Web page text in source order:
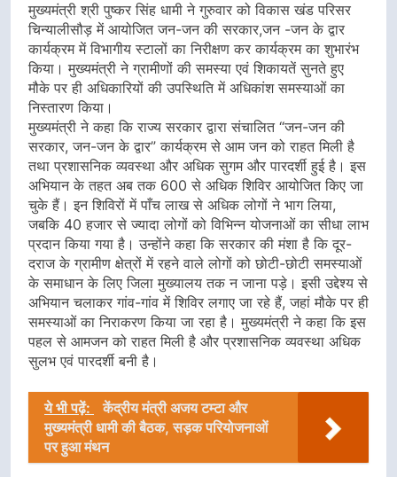
मुख्यमंत्री श्री पुष्कर सिंह धामी ने गुरुवार को विकास खंड परिसर
चिन्यालीसौड़ में आयोजित जन-जन की सरकार,जन -जन के द्वार
कार्यक्रम में विभागीय स्टालों का निरीक्षण कर कार्यक्रम का शुभारंभ
किया। मुख्यमंत्री ने ग्रामीणों की समस्या एवं शिकायतें सुनते हुए
मौके पर ही अधिकारियों की उपस्थिति में अधिकांश समस्याओं का
निस्तारण किया।
मुख्यमंत्री ने कहा कि राज्य सरकार द्वारा संचालित “जन-जन की
सरकार, जन-जन के द्वार” कार्यक्रम से आम जन को राहत मिली है
तथा प्रशासनिक व्यवस्था और अधिक सुगम और पारदर्शी हुई है। इस
अभियान के तहत अब तक 600 से अधिक शिविर आयोजित किए जा
चुके हैं। इन शिविरों में पाँच लाख से अधिक लोगों ने भाग लिया,
जबकि 40 हजार से ज्यादा लोगों को विभिन्न योजनाओं का सीधा लाभ
प्रदान किया गया है। उन्होंने कहा कि सरकार की मंशा है कि दूर-
दराज के ग्रामीण क्षेत्रों में रहने वाले लोगों को छोटी-छोटी समस्याओं
के समाधान के लिए जिला मुख्यालय तक न जाना पड़े। इसी उद्देश्य से
अभियान चलाकर गांव-गांव में शिविर लगाए जा रहे हैं, जहां मौके पर ही
समस्याओं का निराकरण किया जा रहा है। मुख्यमंत्री ने कहा कि इस
पहल से आमजन को राहत मिली है और प्रशासनिक व्यवस्था अधिक
सुलभ एवं पारदर्शी बनी है।
ये भी पढ़ें:
केंद्रीय मंत्री अजय टम्टा और
मुख्यमंत्री धामी की बैठक, सड़क परियोजनाओं
पर हुआ मंथन